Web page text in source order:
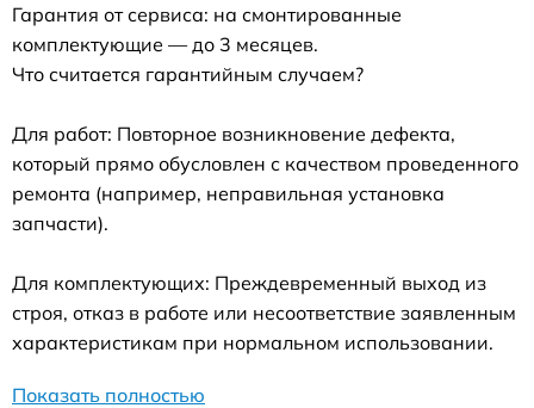
Гарантия от сервиса: на смонтированные
комплектующие — до 3 месяцев.
Что считается гарантийным случаем?
Для работ: Повторное возникновение дефекта,
который прямо обусловлен с качеством проведенного
ремонта (например, неправильная установка
запчасти).
Для комплектующих: Преждевременный выход из
строя, отказ в работе или несоответствие заявленным
характеристикам при нормальном использовании.
Показать полностью